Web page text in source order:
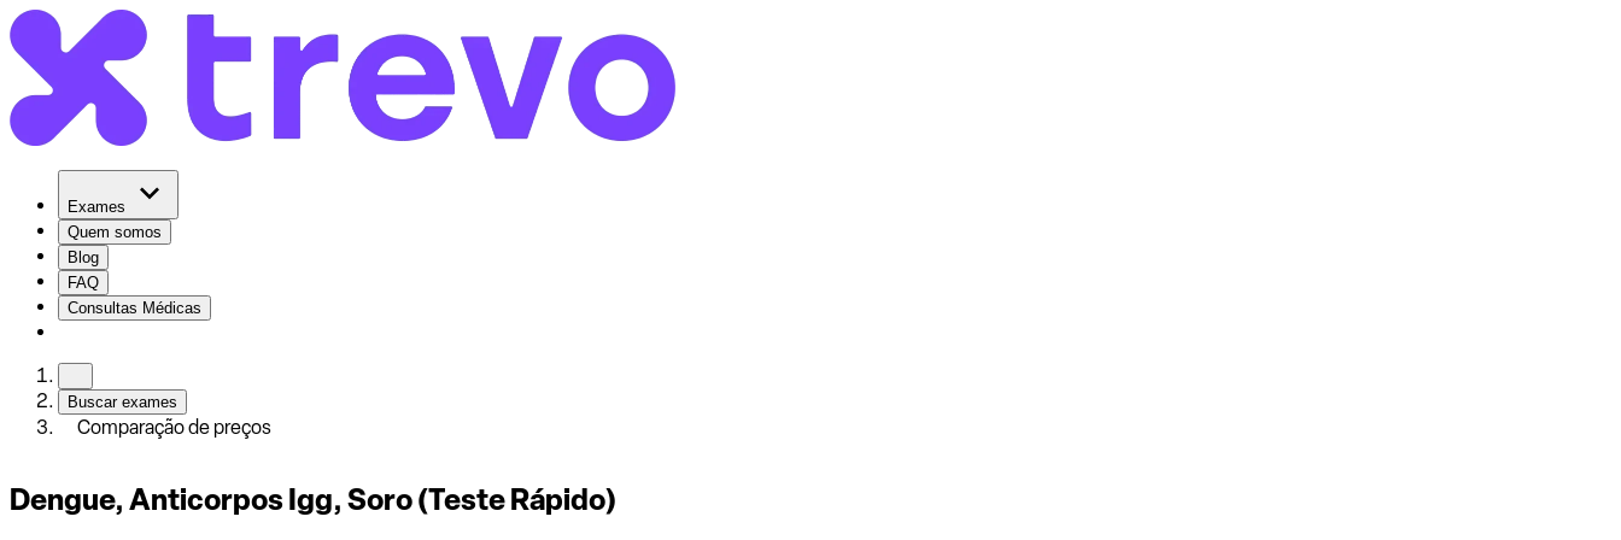
Exames
Quem somos
Blog
FAQ
Consultas Médicas
Buscar exames
Comparação de preços
Dengue, Anticorpos Igg, Soro (Teste Rápido)